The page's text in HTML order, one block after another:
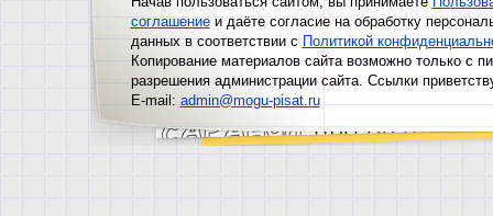
соглашениеи даёте согласие на обработку
данных в соответствии сПолитикой
Копирование материалов сайта возможно только с
разрешения администрации сайта. Ссылки
E-mail:admin@mogu-pisat.ru